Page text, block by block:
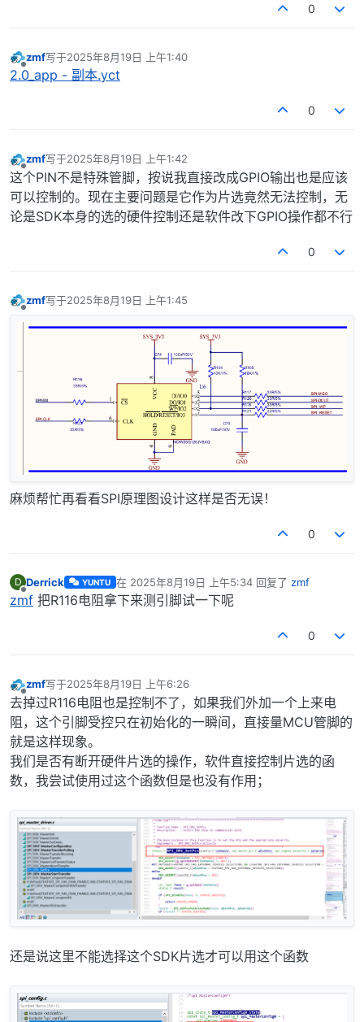
0
离线
zmf写于2025年8月19日 上午1:40
最后由 编辑
2.0_app - 副本.yct
0
离线
zmf写于2025年8月19日 上午1:42
最后由 编辑
这个PIN不是特殊管脚，按说我直接改成GPIO输出也是应该
可以控制的。现在主要问题是它作为片选竟然无法控制，无
论是SDK本身的选的硬件控制还是软件改下GPIO操作都不行
0
zmf写于2025年8月19日 上午1:45
最后由 编辑
麻烦帮忙再看看SPI原理图设计这样是否无误！
0
D
离线
Derrick YUNTU 在 2025年8月19日 上午5:34回复了 zmf
最后由 编辑
zmf 把R116电阻拿下来测引脚试一下呢
0
离线
zmf写于2025年8月19日 上午6:26
最后由 编辑
去掉过R116电阻也是控制不了，如果我们外加一个上来电
阻，这个引脚受控只在初始化的一瞬间，直接量MCU管脚的
就是这样现象。
我们是否有断开硬件片选的操作，软件直接控制片选的函
数，我尝试使用过这个函数但是也没有作用；
还是说这里不能选择这个SDK片选才可以用这个函数